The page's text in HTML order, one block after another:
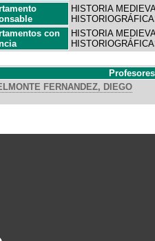
HISTORIA
con
HISTORIA
Profesores
FERNANDEZ, DIEGO